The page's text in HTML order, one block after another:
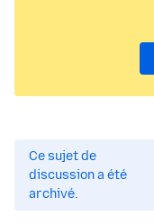
Ce sujet de
discussion a été
archivé.